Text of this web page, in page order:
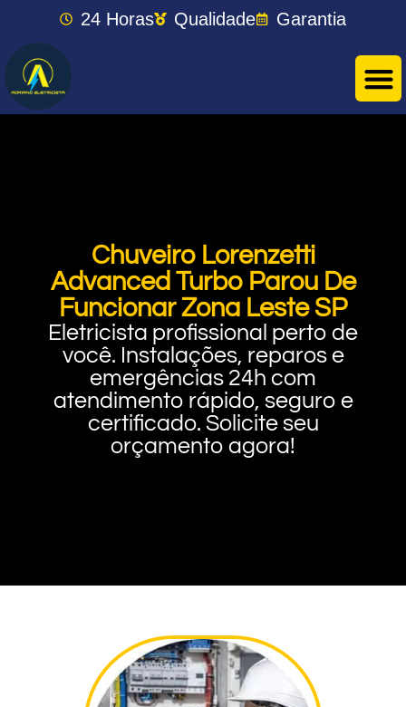
24 Horas Qualidade Garantia
Chuveiro Lorenzetti
Advanced Turbo Parou De
Funcionar Zona Leste SP
Eletricista profissional perto de
você. Instalações, reparos e
emergências 24h com
atendimento rápido, seguro e
certificado. Solicite seu
orçamento agora!